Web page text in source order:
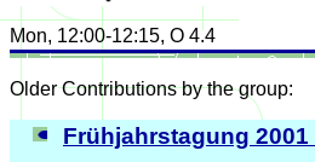
Mon, 12:00-12:15, O 4.4
Older Contributions by the group:
Frühjahrstagung